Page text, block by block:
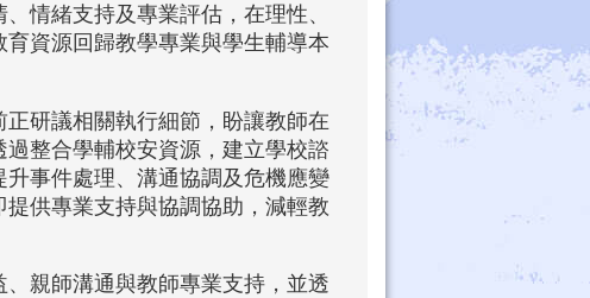
情緒支持及專業評估，在理性、
資源回歸教學專業與學生輔導本
研議相關執行細節，盼讓教師在
整合學輔校安資源，建立學校諮
事件處理、溝通協調及危機應變
供專業支持與協調協助，減輕教
親師溝通與教師專業支持，並透